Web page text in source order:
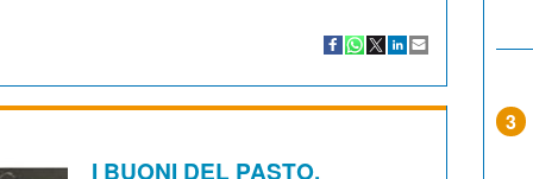
I BUONI DEL PASTO.
3